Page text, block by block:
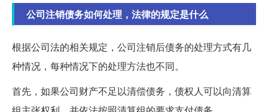
公司注销债务如何处理，法律的规定是什么
根据公司法的相关规定，公司注销后债务的处理方式有几
种情况，每种情况下的处理方法也不同。
首先，如果公司财产不足以清偿债务，债权人可以向清算